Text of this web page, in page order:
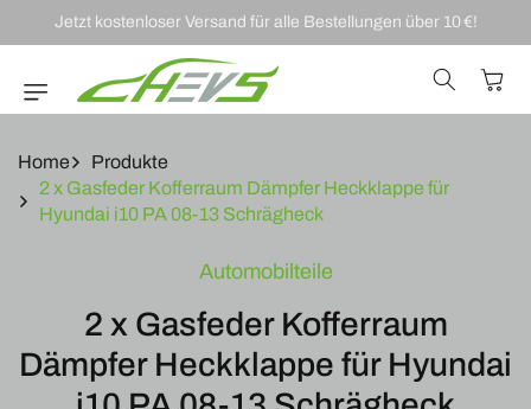
DIREKT ZUM
INHALT
Jetzt kostenloser Versand für alle Bestellungen über 10 €!
Home
Produkte
2 x Gasfeder Kofferraum Dämpfer Heckklappe für
Hyundai i10 PA 08-13 Schrägheck
Automobilteile
2 x Gasfeder Kofferraum
Dämpfer Heckklappe für Hyundai